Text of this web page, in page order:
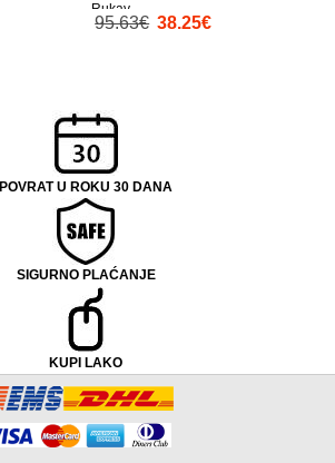
Rukav
95.63€ 38.25€
POVRAT U ROKU 30 DANA
SIGURNO PLAĆANJE
KUPI LAKO